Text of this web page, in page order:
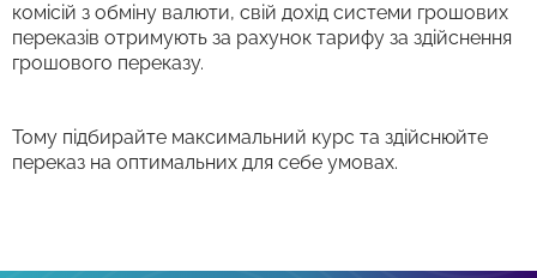
комісій з обміну валюти, свій дохід системи грошових
переказів отримують за рахунок тарифу за здійснення
грошового переказу.
Тому підбирайте максимальний курс та здійснюйте
переказ на оптимальних для себе умовах.